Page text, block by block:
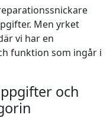
Men yrket
vi har en
funktion som ingår i
och